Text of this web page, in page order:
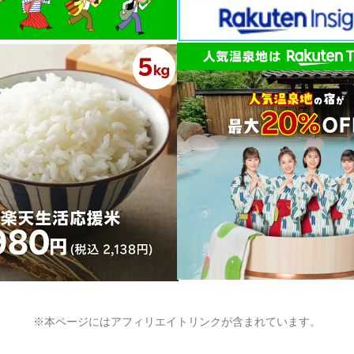
※本ページにはアフィリエイトリンクが含まれています。